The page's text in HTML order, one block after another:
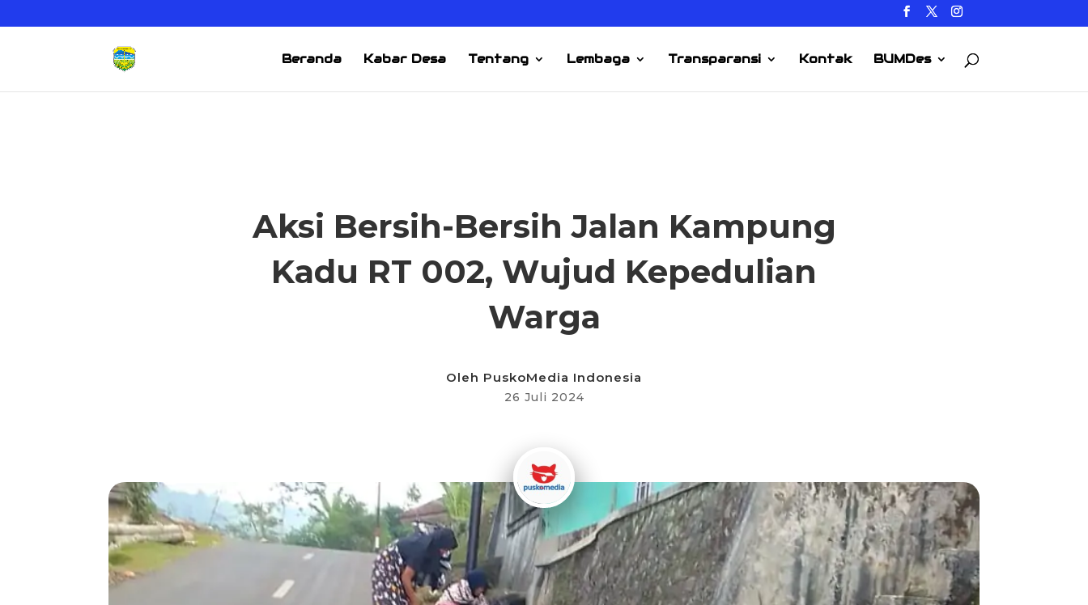
Beranda Kabar Desa Tentang Lembaga Transparansi Kontak BUMDes
Aksi Bersih-Bersih Jalan Kampung
Kadu RT 002, Wujud Kepedulian
Warga
Oleh PuskoMedia Indonesia
26 Juli 2024